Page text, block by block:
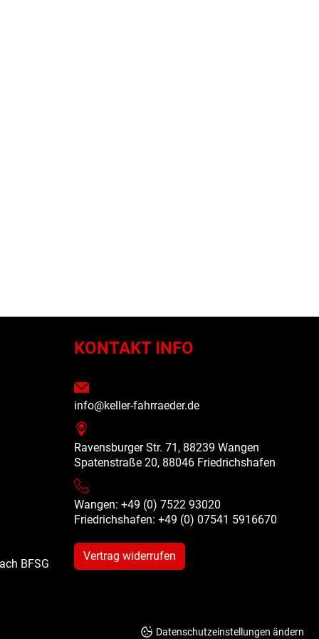
BFSG
KONTAKT INFO
info@keller-fahrraeder.de
Ravensburger Str. 71, 88239 Wangen
Spatenstraße 20, 88046 Friedrichshafen
Wangen: +49 (0) 7522 93020
Friedrichshafen: +49 (0)07541 5916670
Vertrag widerrufen
Datenschutzeinstellungen ändern